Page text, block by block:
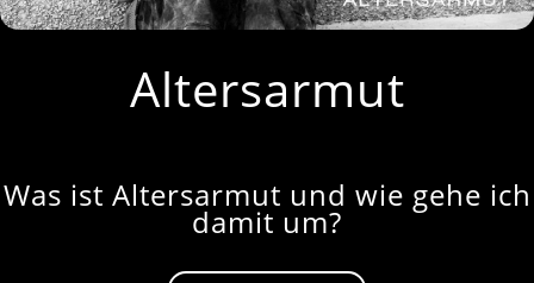
Altersarmut
Was ist Altersarmut und wie gehe ich
damit um?